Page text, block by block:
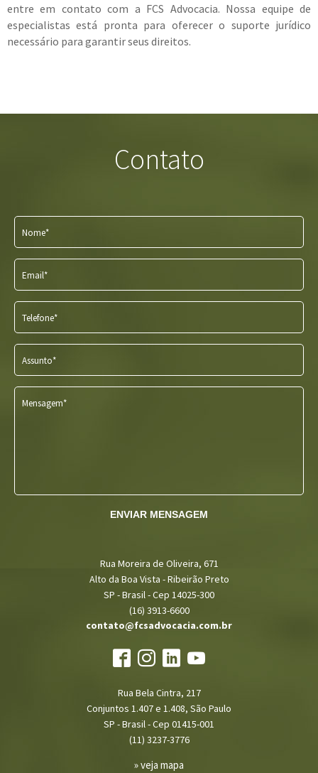
entre em contato com a FCS Advocacia. Nossa equipe de
especialistas está pronta para oferecer o suporte jurídico
necessário para garantir seus direitos.
Contato
Rua Moreira de Oliveira, 671
Alto da Boa Vista - Ribeirão Preto
SP - Brasil - Cep 14025-300
(16) 3913-6600
contato@fcsadvocacia.com.br
Rua Bela Cintra, 217
Conjuntos 1.407 e 1.408, São Paulo
SP - Brasil - Cep 01415-001
(11) 3237-3776
» veja mapa
Nome*
Email*
Telefone*
Assunto*
Mensagem*
ENVIAR MENSAGEM